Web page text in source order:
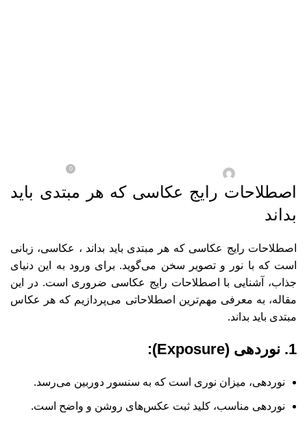
0
اصطلاحات رایج عکاسی که هر مبتدی باید
بداند
اصطلاحات رایج عکاسی که هر مبتدی باید بداند ، عکاسی، زبانی
است که با نور و تصویر سخن می‌گوید. برای ورود به این دنیای
جذاب، آشنایی با اصطلاحات رایج عکاسی ضروری است. در این
مقاله، به معرفی مهم‌ترین اصطلاحاتی می‌پردازیم که هر عکاس
مبتدی باید بداند.
1. نوردهی (Exposure):
نوردهی، میزان نوری است که به سنسور دوربین می‌رسد.
نوردهی مناسب، کلید ثبت عکس‌های روشن و واضح است.